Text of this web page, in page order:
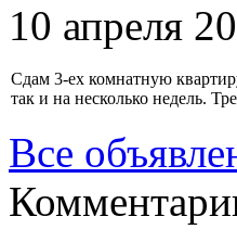
10 апреля
Сдам 3-ех комнатную
так и на несколько недель.
Все